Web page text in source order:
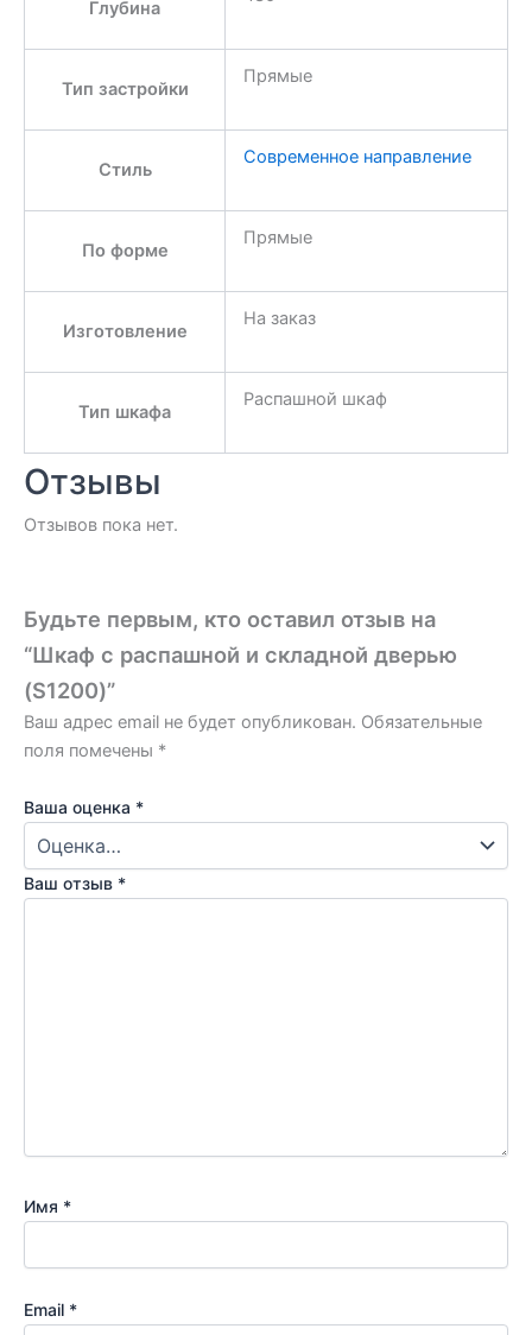
Глубина
Тип застройки
Прямые
Стиль
Современное направление
По форме
Прямые
Изготовление
На заказ
Тип шкафа
Распашной шкаф
Отзывы
Отзывов пока нет.
Будьте первым, кто оставил отзыв на
“Шкаф с распашной и складной дверью
(S1200)”
Ваш адрес email не будет опубликован. Обязательные
поля помечены *
Ваша оценка *
Ваш отзыв *
Имя *
Email *